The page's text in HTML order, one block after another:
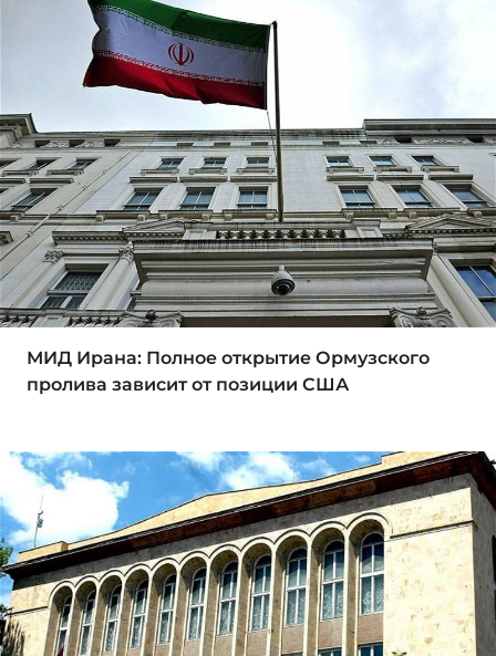
МИД Ирана: Полное открытие Ормузского
пролива зависит от позиции США